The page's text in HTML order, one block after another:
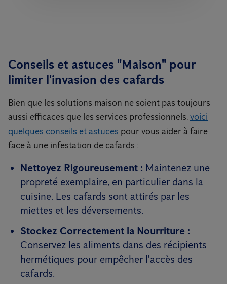
Conseils et astuces "Maison" pour
limiter l'invasion des cafards
Bien que les solutions maison ne soient pas toujours
aussi efficaces que les services professionnels,voici
quelques conseils et astuces pour vous aider à faire
face à une infestation de cafards :
Nettoyez Rigoureusement : Maintenez une
propreté exemplaire, en particulier dans la
cuisine. Les cafards sont attirés par les
miettes et les déversements.
Stockez Correctement la Nourriture :
Conservez les aliments dans des récipients
hermétiques pour empêcher l'accès des
cafards.